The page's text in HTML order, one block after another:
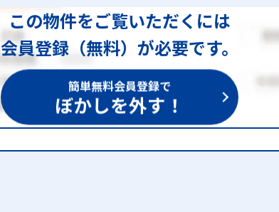
この物件をご覧いただくには
会員登録（無料）が必要です。
簡単無料会員登録で
ぼかしを外す！